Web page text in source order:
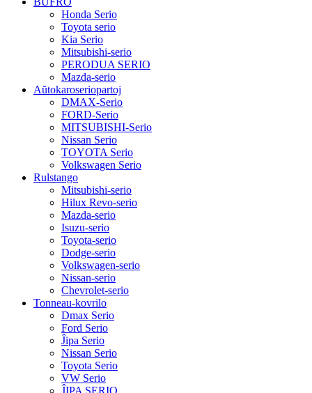
Honda Serio
Toyota serio
Kia Serio
Mitsubishi-serio
PERODUA SERIO
Mazda-serio
Aŭtokaroseriopartoj
DMAX-Serio
FORD-Serio
MITSUBISHI-Serio
Nissan Serio
TOYOTA Serio
Volkswagen Serio
Rulstango
Mitsubishi-serio
Hilux Revo-serio
Mazda-serio
Isuzu-serio
Toyota-serio
Dodge-serio
Volkswagen-serio
Nissan-serio
Chevrolet-serio
Tonneau-kovrilo
Dmax Serio
Ford Serio
Ĵipa Serio
Nissan Serio
Toyota Serio
VW Serio
ĴIPA SERIO